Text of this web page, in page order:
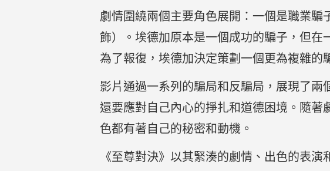
劇情圍繞兩個主要角色展開：一個是職業騙
飾）。埃德加原本是一個成功的騙子，但在
為了報復，埃德加決定策劃一個更為複雜的
影片通過一系列的騙局和反騙局，展現了兩
還要應對自己內心的掙扎和道德困境。隨
色都有著自己的秘密和動機。
《至尊對決》以其緊湊的劇情、出色的表